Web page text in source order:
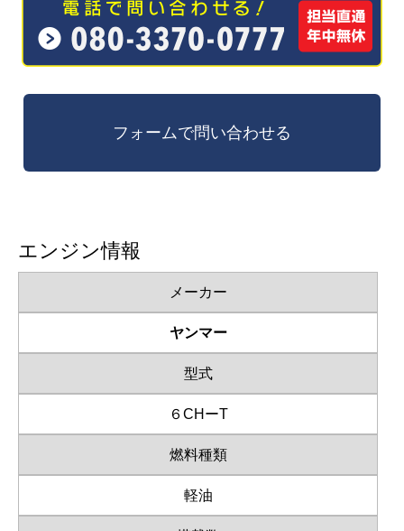
エンジン情報
メーカー
ヤンマー
型式
６CHーT
燃料種類
軽油